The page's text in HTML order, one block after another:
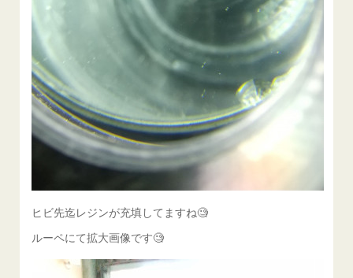
ヒビ先迄レジンが充填してますね🧐
ルーペにて拡大画像です🧐